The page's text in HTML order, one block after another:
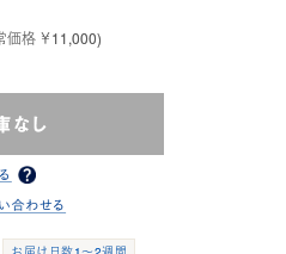
価格 ￥11,000)